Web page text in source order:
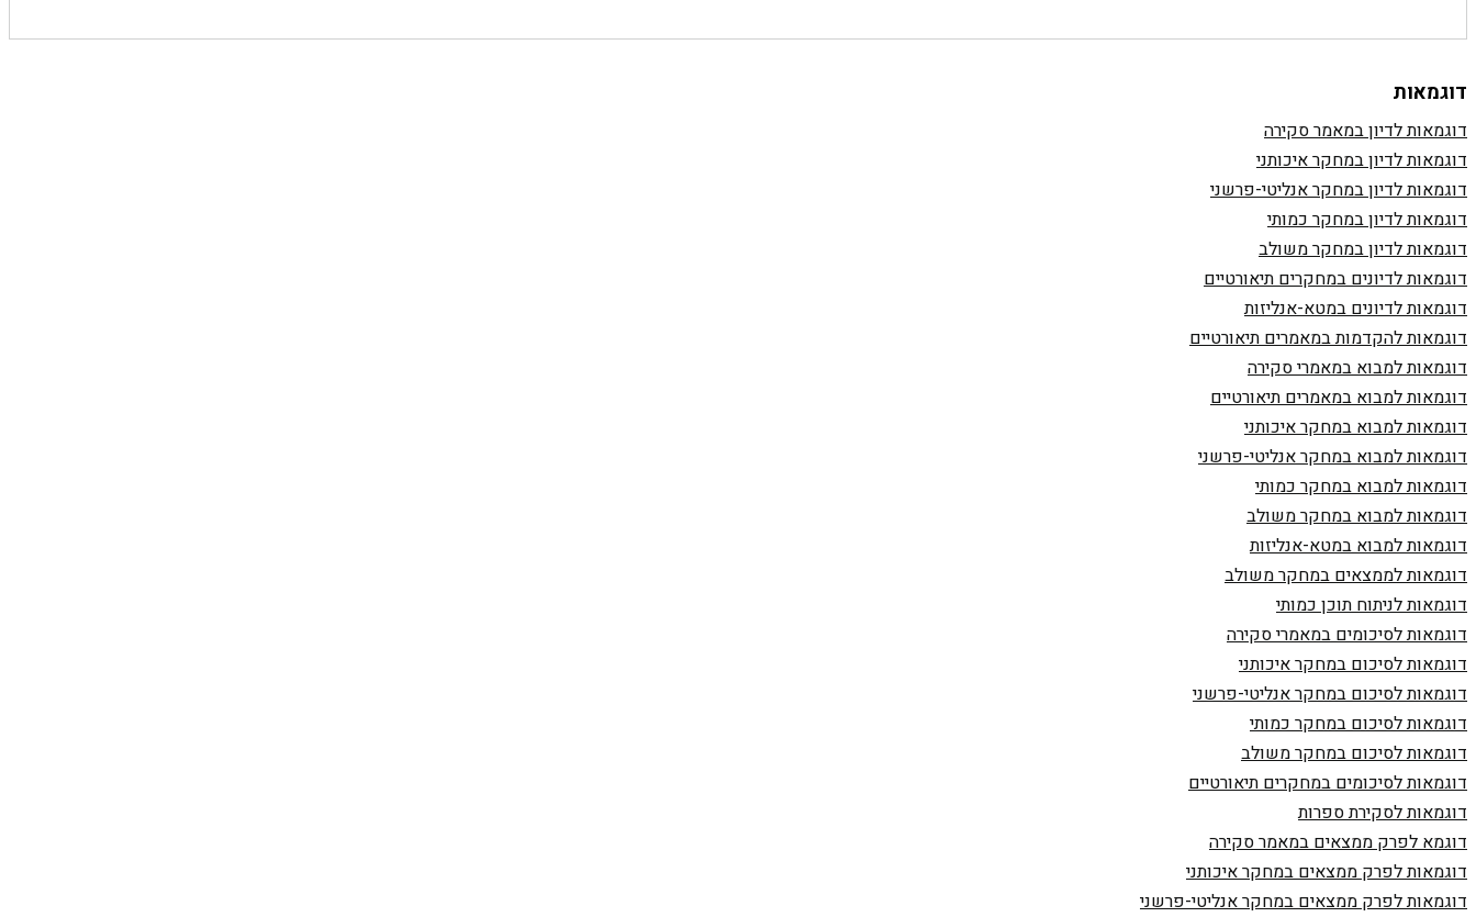
דוגמאות
דוגמאות לדיון במאמר סקירה
דוגמאות לדיון במחקר איכותני
דוגמאות לדיון במחקר אנליטי-פרשני
דוגמאות לדיון במחקר כמותי
דוגמאות לדיון במחקר משולב
דוגמאות לדיונים במחקרים תיאורטיים
דוגמאות לדיונים במטא-אנליזות
דוגמאות להקדמות במאמרים תיאורטיים
דוגמאות למבוא במאמרי סקירה
דוגמאות למבוא במאמרים תיאורטיים
דוגמאות למבוא במחקר איכותני
דוגמאות למבוא במחקר אנליטי-פרשני
דוגמאות למבוא במחקר כמותי
דוגמאות למבוא במחקר משולב
דוגמאות למבוא במטא-אנליזות
דוגמאות לממצאים במחקר משולב
דוגמאות לניתוח תוכן כמותי
דוגמאות לסיכומים במאמרי סקירה
דוגמאות לסיכום במחקר איכותני
דוגמאות לסיכום במחקר אנליטי-פרשני
דוגמאות לסיכום במחקר כמותי
דוגמאות לסיכום במחקר משולב
דוגמאות לסיכומים במחקרים תיאורטיים
דוגמאות לסקירת ספרות
דוגמא לפרק ממצאים במאמר סקירה
דוגמאות לפרק ממצאים במחקר איכותני
דוגמאות לפרק ממצאים במחקר אנליטי-פרשני